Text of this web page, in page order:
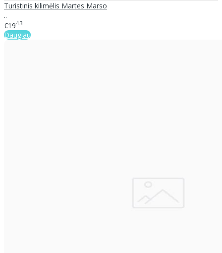
Turistinis kilimėlis Martes Marso
..
€1943
Daugiau